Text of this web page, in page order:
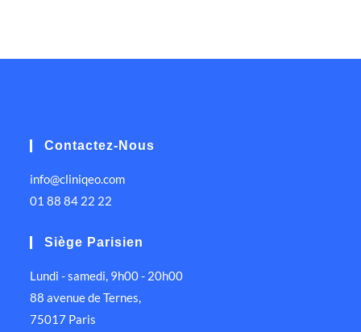
Contactez-Nous
info@cliniqeo.com
01 88 84 22 22
Siège Parisien
Lundi - samedi, 9h00 - 20h00
88 avenue de Ternes,
75017 Paris